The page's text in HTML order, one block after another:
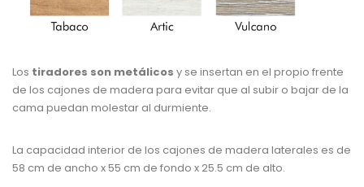
Los tiradores son metálicos y se insertan en el propio frente
de los cajones de madera para evitar que al subir o bajar de la
cama puedan molestar al durmiente.
La capacidad interior de los cajones de madera laterales es de
58 cm de ancho x 55 cm de fondo x 25.5 cm de alto.